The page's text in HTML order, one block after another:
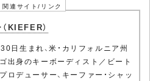
関連サイト/リンク
KIEFER）
日生まれ、米・カリフォルニア州
出身のキーボーディスト／ビート
ロデューサー、キーファー・シャッ